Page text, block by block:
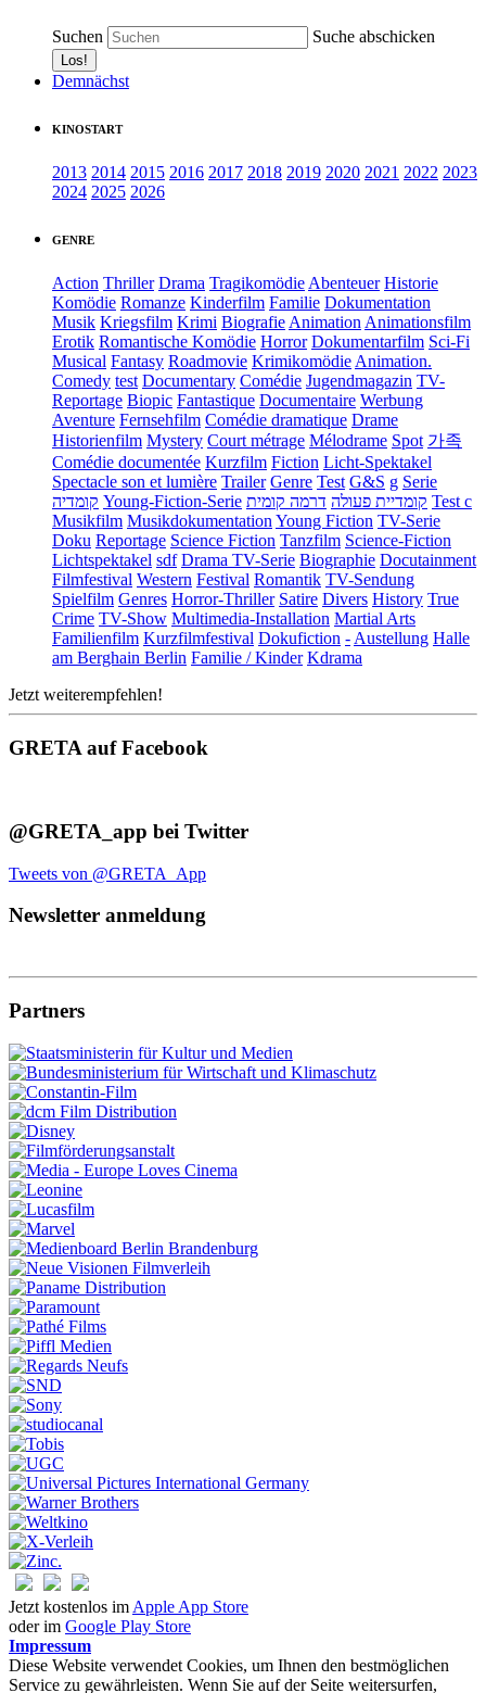
Suchen Suche abschicken
Demnächst
KINOSTART
2013 2014 2015 2016 2017 2018 2019 2020 2021 2022 2023
2024 2025 2026
GENRE
Action Thriller Drama Tragikomödie Abenteuer Historie
Komödie Romanze Kinderfilm Familie Dokumentation
Musik Kriegsfilm Krimi Biografie Animation Animationsfilm
Erotik Romantische Komödie Horror Dokumentarfilm Sci-Fi
Musical Fantasy Roadmovie Krimikomödie Animation.
Comedy test Documentary Comédie Jugendmagazin TV-
Reportage Biopic Fantastique Documentaire Werbung
Aventure Fernsehfilm Comédie dramatique Drame
Historienfilm Mystery Court métrage Mélodrame Spot 가족
Comédie documentée Kurzfilm Fiction Licht-Spektakel
Spectacle son et lumière Trailer Genre Test G&S g Serie
קומדיה Young-Fiction-Serie קומדיית פעולה דרמה קומית
Test c
Musikfilm Musikdokumentation Young Fiction TV-Serie
Doku Reportage Science Fiction Tanzfilm Science-Fiction
Lichtspektakel sdf Drama TV-Serie Biographie Docutainment
Filmfestival Western Festival Romantik TV-Sendung
Spielfilm Genres Horror-Thriller Satire Divers History True
Crime TV-Show Multimedia-Installation Martial Arts
Familienfilm Kurzfilmfestival Dokufiction - Austellung Halle
am Berghain Berlin Familie / Kinder Kdrama
Jetzt weiterempfehlen!
GRETA auf Facebook
@GRETA_app bei Twitter
Tweets von @GRETA_App
Newsletter anmeldung
Partners
Jetzt kostenlos im Apple App Store
oder im Google Play Store
Impressum
Diese Website verwendet Cookies, um Ihnen den bestmöglichen
Service zu gewährleisten. Wenn Sie auf der Seite weitersurfen,